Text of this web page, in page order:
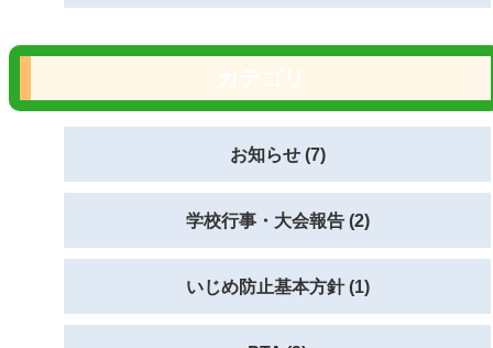
お知らせ (7)
学校行事・大会報告 (2)
いじめ防止基本方針 (1)